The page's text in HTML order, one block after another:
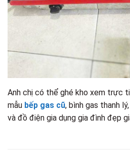
Anh chị có thể ghé kho xem trực
mẫu bếp gas cũ, bình gas thanh
và đồ điện gia dụng gia đình đẹp